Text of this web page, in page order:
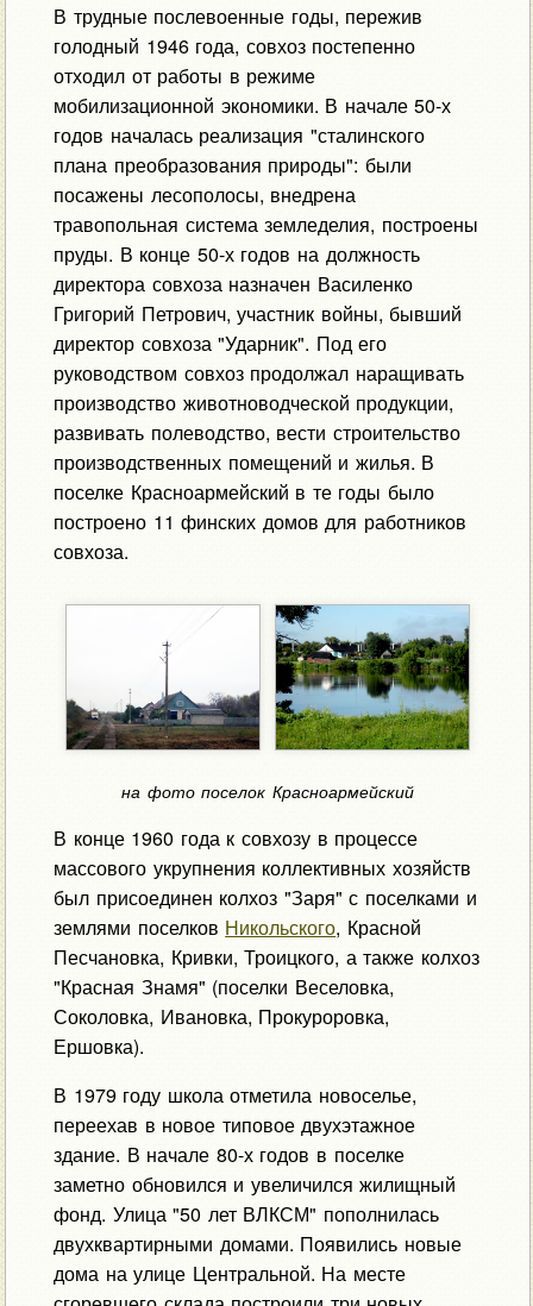
В трудные послевоенные годы, пережив
голодный 1946 года, совхоз постепенно
отходил от работы в режиме
мобилизационной экономики. В начале 50-х
годов началась реализация "сталинского
плана преобразования природы": были
посажены лесополосы, внедрена
травопольная система земледелия, построены
пруды. В конце 50-х годов на должность
директора совхоза назначен Василенко
Григорий Петрович, участник войны, бывший
директор совхоза "Ударник". Под его
руководством совхоз продолжал наращивать
производство животноводческой продукции,
развивать полеводство, вести строительство
производственных помещений и жилья. В
поселке Красноармейский в те годы было
построено 11 финских домов для работников
совхоза.
на фото поселок Красноармейский
В конце 1960 года к совхозу в процессе
массового укрупнения коллективных хозяйств
был присоединен колхоз "Заря" с поселками и
землями поселков Никольского, Красной
Песчановка, Кривки, Троицкого, а также колхоз
"Красная Знамя" (поселки Веселовка,
Соколовка, Ивановка, Прокуроровка,
Ершовка).
В 1979 году школа отметила новоселье,
переехав в новое типовое двухэтажное
здание. В начале 80-х годов в поселке
заметно обновился и увеличился жилищный
фонд. Улица "50 лет ВЛКСМ" пополнилась
двухквартирными домами. Появились новые
дома на улице Центральной. На месте